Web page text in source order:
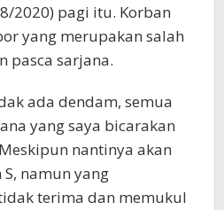
2020) pagi itu. Korban
yang merupakan salah
pasca sarjana.
ada dendam, semua
yang saya bicarakan
nantinya akan
namun yang
terima dan memukul